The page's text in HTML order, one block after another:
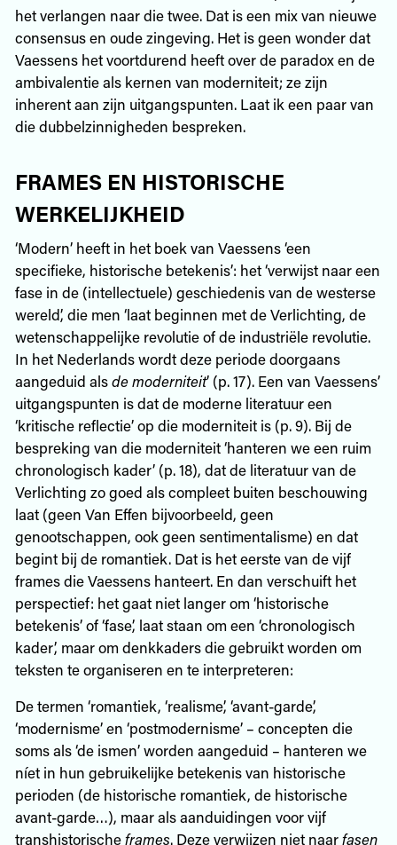
het verlangen naar die twee. Dat is een mix van nieuwe
consensus en oude zingeving. Het is geen wonder dat
Vaessens het voortdurend heeft over de paradox en de
ambivalentie als kernen van moderniteit; ze zijn
inherent aan zijn uitgangspunten. Laat ik een paar van
die dubbelzinnigheden bespreken.
FRAMES EN HISTORISCHE
WERKELIJKHEID
‘Modern’ heeft in het boek van Vaessens ‘een
specifieke, historische betekenis’: het ‘verwijst naar een
fase in de (intellectuele) geschiedenis van de westerse
wereld’, die men ‘laat beginnen met de Verlichting, de
wetenschappelijke revolutie of de industriële revolutie.
In het Nederlands wordt deze periode doorgaans
aangeduid alsde moderniteit’ (p. 17). Een van Vaessens’
uitgangspunten is dat de moderne literatuur een
‘kritische reflectie’ op die moderniteit is (p. 9). Bij de
bespreking van die moderniteit ‘hanteren we een ruim
chronologisch kader’ (p. 18), dat de literatuur van de
Verlichting zo goed als compleet buiten beschouwing
laat (geen Van Effen bijvoorbeeld, geen
genootschappen, ook geen sentimentalisme) en dat
begint bij de romantiek. Dat is het eerste van de vijf
frames die Vaessens hanteert. En dan verschuift het
perspectief: het gaat niet langer om ‘historische
betekenis’ of ‘fase’, laat staan om een ‘chronologisch
kader’, maar om denkkaders die gebruikt worden om
teksten te organiseren en te interpreteren:
De termen ‘romantiek, ‘realisme’, ‘avant-garde’,
‘modernisme’ en ‘postmodernisme’ – concepten die
soms als ‘de ismen’ worden aangeduid – hanteren we
níet in hun gebruikelijke betekenis van historische
perioden (de historische romantiek, de historische
avant-garde…), maar als aanduidingen voor vijf
transhistorischeframes. Deze verwijzen niet naarfasen